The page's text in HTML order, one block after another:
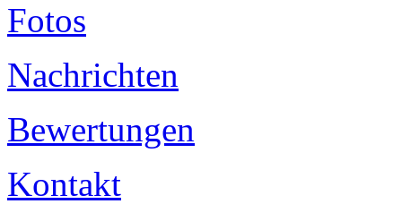
Fotos
Nachrichten
Bewertungen
Kontakt